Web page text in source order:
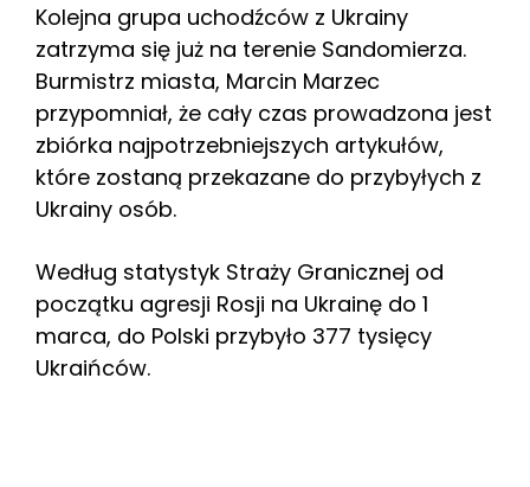
Kolejna grupa uchodźców z Ukrainy
zatrzyma się już na terenie Sandomierza.
Burmistrz miasta, Marcin Marzec
przypomniał, że cały czas prowadzona jest
zbiórka najpotrzebniejszych artykułów,
które zostaną przekazane do przybyłych z
Ukrainy osób.
Według statystyk Straży Granicznej od
początku agresji Rosji na Ukrainę do 1
marca, do Polski przybyło 377 tysięcy
Ukraińców.